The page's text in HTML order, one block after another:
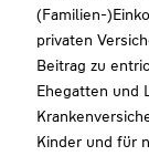
(Familien-
privaten
Beitrag zu
Ehegatten und
Kinder und für